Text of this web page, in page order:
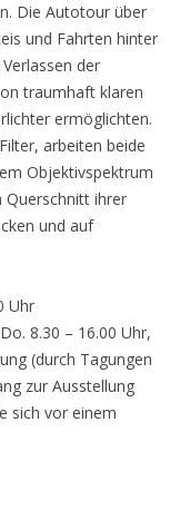
Die Autotour über
und Fahrten hinter
der
traumhaft klaren
ermöglichten.
arbeiten beide
Objektivspektrum
Querschnitt ihrer
und auf
Uhr
8.30 – 16.00 Uhr,
(durch Tagungen
zur Ausstellung
sich vor einem